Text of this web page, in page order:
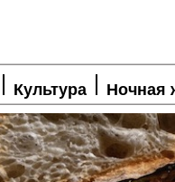
Культура Ночная